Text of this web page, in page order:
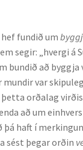
fundið um
segir: „hvergi á
bundið að byggja
var
orðalag
að um
þá haft í
sést þegar orðin